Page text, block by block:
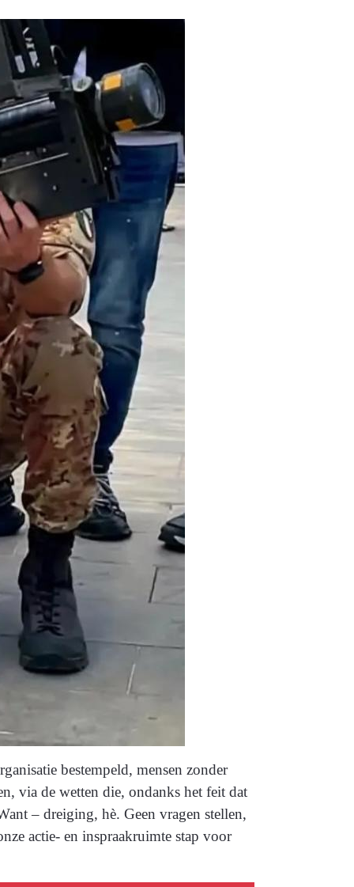
bestempeld, mensen zonder
via de wetten die, ondanks het feit dat
– dreiging, hè. Geen vragen stellen,
actie- en inspraakruimte stap voor